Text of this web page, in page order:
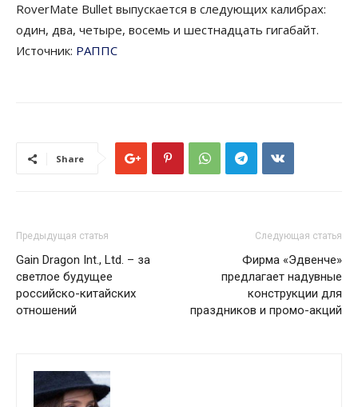
RoverMate Bullet выпускается в следующих калибрах:
один, два, четыре, восемь и шестнадцать гигабайт.
Источник: РАППС
Share
Предыдущая статья
Gain Dragon Int., Ltd. – за
светлое будущее
российско-китайских
отношений
Следующая статья
Фирма «Эдвенче»
предлагает надувные
конструкции для
праздников и промо-акций